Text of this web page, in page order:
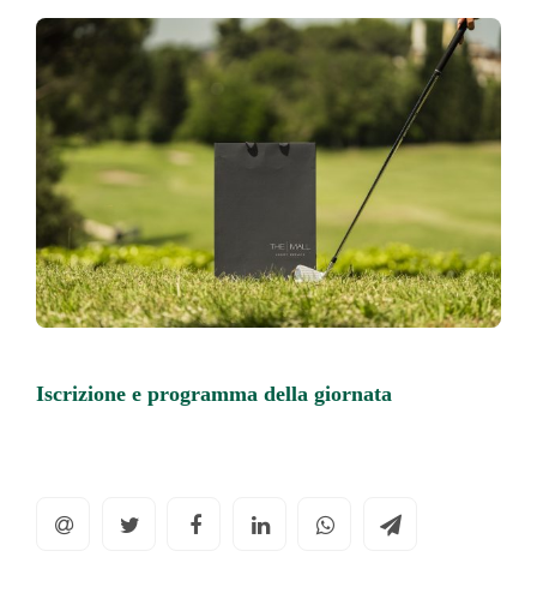
Iscrizione e programma della giornata